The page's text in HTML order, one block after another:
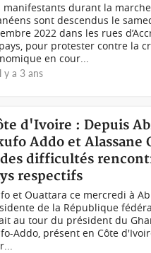
manifestants durant la marche
sont descendus le
2022 dans les rues
pour protester contre la
en cour...
y a 3 ans
d'Ivoire : Depuis
Addo et Alassane
difficultés
respectifs
et Ouattara ce mercredi à
de la République
au tour du président du
Addo, présent en Côte